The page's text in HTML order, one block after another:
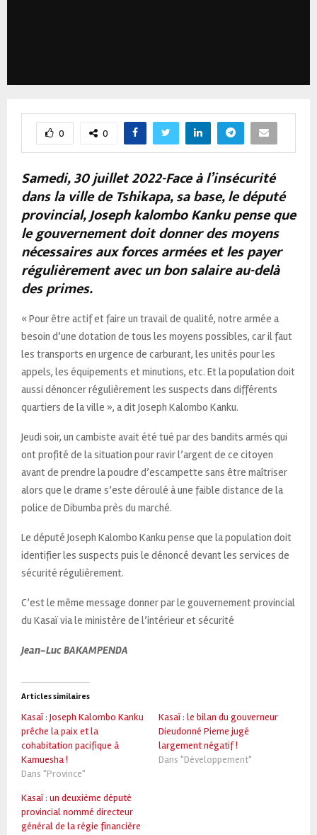
0 0
Samedi, 30 juillet 2022-Face à l’insécurité
dans la ville de Tshikapa, sa base, le député
provincial, Joseph kalombo Kanku pense que
le gouvernement doit donner des moyens
nécessaires aux forces armées et les payer
régulièrement avec un bon salaire au-delà
des primes.
« Pour être actif et faire un travail de qualité, notre armée a
besoin d’une dotation de tous les moyens possibles, car il faut
les transports en urgence de carburant, les unités pour les
appels, les équipements et minutions, etc. Et la population doit
aussi dénoncer régulièrement les suspects dans différents
quartiers de la ville », a dit Joseph Kalombo Kanku.
Jeudi soir, un cambiste avait été tué par des bandits armés qui
ont profité de la situation pour ravir l’argent de ce citoyen
avant de prendre la poudre d’escampette sans être maîtriser
alors que le drame s’este déroulé à une faible distance de la
police de Dibumba près du marché.
Le député Joseph Kalombo Kanku pense que la population doit
identifier les suspects puis le dénoncé devant les services de
sécurité régulièrement.
C’est le même message donner par le gouvernement provincial
du Kasaï via le ministère de l’intérieur et sécurité
Jean-Luc BAKAMPENDA
Articles similaires
Kasaï : Joseph Kalombo Kanku
prêche la paix et la
cohabitation pacifique à
Kamuesha !
Dans "Province"
Kasaï : le bilan du gouverneur
Dieudonné Pieme jugé
largement négatif !
Dans "Développement"
Kasaï : un deuxième député
provincial nommé directeur
général de la régie financière